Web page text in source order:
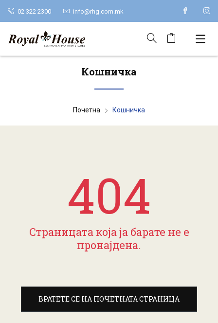
02 322 2300 info@rhg.com.mk
Кошничка
Почетна Кошничка
404
Страницата која ја барате не е
пронајдена.
ВРАТЕТЕ СЕ НА ПОЧЕТНАТА СТРАНИЦА